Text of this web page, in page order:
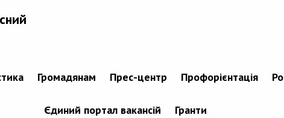
Громадянам Прес-центр Профорієнтація
Єдиний портал вакансій Гранти